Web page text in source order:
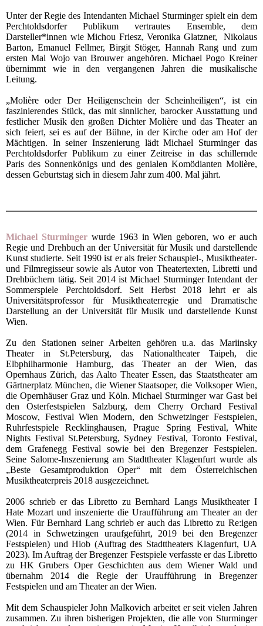
Unter der Regie des Intendanten Michael Sturminger spielt ein dem
Perchtoldsdorfer Publikum vertrautes Ensemble, dem
Darsteller*innen wie Michou Friesz, Veronika Glatzner, Nikolaus
Barton, Emanuel Fellmer, Birgit Stöger, Hannah Rang und zum
ersten Mal Wojo van Brouwer angehören. Michael Pogo Kreiner
übernimmt wie in den vergangenen Jahren die musikalische
Leitung.
„Molière oder Der Heiligenschein der Scheinheiligen“, ist ein
faszinierendes Stück, das mit sinnlicher, barocker Ausstattung und
festlicher Musik den großen Dichter Molière und das Theater an
sich feiert, sei es auf der Bühne, in der Kirche oder am Hof der
Mächtigen. In seiner Inszenierung lädt Michael Sturminger das
Perchtoldsdorfer Publikum zu einer Zeitreise in das schillernde
Paris des Sonnenkönigs und des genialen Komödianten Molière,
dessen Geburtstag sich in diesem Jahr zum 400. Mal jährt.
Michael Sturminger wurde 1963 in Wien geboren, wo er auch
Regie und Drehbuch an der Universität für Musik und darstellende
Kunst studierte. Seit 1990 ist er als freier Schauspiel-, Musiktheater-
und Filmregisseur sowie als Autor von Theatertexten, Libretti und
Drehbüchern tätig. Seit 2014 ist Michael Sturminger Intendant der
Sommerspiele Perchtoldsdorf. Seit Herbst 2018 lehrt er als
Universitätsprofessor für Musiktheaterregie und Dramatische
Darstellung an der Universität für Musik und darstellende Kunst
Wien.
Zu den Stationen seiner Arbeiten gehören u.a. das Mariinsky
Theater in St.Petersburg, das Nationaltheater Taipeh, die
Elbphilharmonie Hamburg, das Theater an der Wien, das
Opernhaus Zürich, das Aalto Theater Essen, das Staatstheater am
Gärtnerplatz München, die Wiener Staatsoper, die Volksoper Wien,
die Opernhäuser Graz und Köln. Michael Sturminger war Gast bei
den Osterfestspielen Salzburg, dem Cherry Orchard Festival
Moscow, Festival Wien Modern, den Schwetzinger Festspielen,
Ruhrfestspiele Recklinghausen, Prague Spring Festival, White
Nights Festival St.Petersburg, Sydney Festival, Toronto Festival,
dem Grafenegg Festival sowie bei den Bregenzer Festspielen.
Seine Salome-Inszenierung am Stadttheater Klagenfurt wurde als
„Beste Gesamtproduktion Oper“ mit dem Österreichischen
Musiktheaterpreis 2018 ausgezeichnet.
2006 schrieb er das Libretto zu Bernhard Langs Musiktheater I
Hate Mozart und inszenierte die Uraufführung am Theater an der
Wien. Für Bernhard Lang schrieb er auch das Libretto zu Re:igen
(2014 in Schwetzingen uraufgeführt, 2019 bei den Bregenzer
Festspielen) und Hiob (Auftrag des Stadttheaters Klagenfurt, UA
2023). Im Auftrag der Bregenzer Festspiele verfasste er das Libretto
zu HK Grubers Oper Geschichten aus dem Wiener Wald und
übernahm 2014 die Regie der Uraufführung in Bregenzer
Festspielen und am Theater an der Wien.
Mit dem Schauspieler John Malkovich arbeitet er seit vielen Jahren
zusammen. Zu ihren bisherigen Projekten, die alle von Sturminger